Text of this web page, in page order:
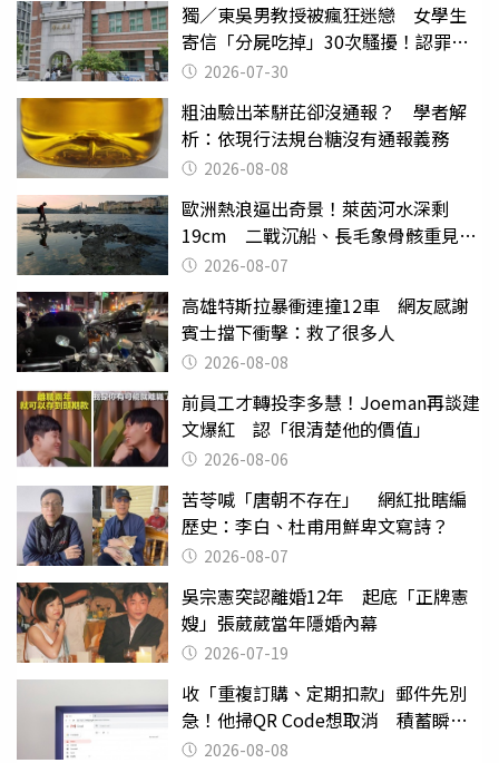
獨／東吳男教授被瘋狂迷戀 女學生
寄信「分屍吃掉」30次騷擾！認罪免
關 2026-07-30
粗油驗出苯駢芘卻沒通報？ 學者解
析：依現行法規台糖沒有通報義務
2026-08-08
歐洲熱浪逼出奇景！萊茵河水深剩
19cm 二戰沉船、長毛象骨骸重見天
日 2026-08-07
高雄特斯拉暴衝連撞12車 網友感謝
賓士擋下衝擊：救了很多人
2026-08-08
前員工才轉投李多慧！Joeman再談建
文爆紅 認「很清楚他的價值」
2026-08-06
苦苓喊「唐朝不存在」 網紅批瞎編
歷史：李白、杜甫用鮮卑文寫詩？
2026-08-07
吳宗憲突認離婚12年 起底「正牌憲
嫂」張葳葳當年隱婚內幕
2026-07-19
收「重複訂購、定期扣款」郵件先別
急！他掃QR Code想取消 積蓄瞬間
蒸發2026-08-08